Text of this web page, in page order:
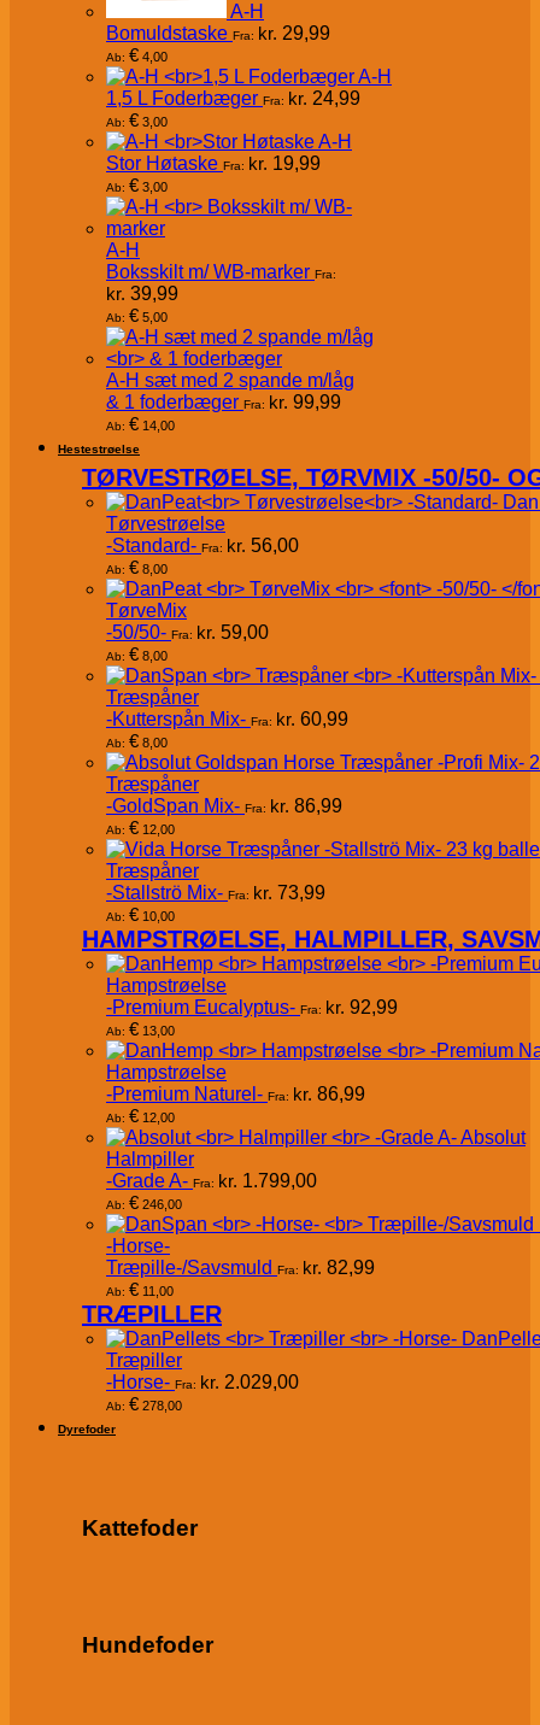
A-H
Bomuldstaske Fra: kr. 29,99
Ab: € 4,00
A-H
1,5 L Foderbæger Fra: kr. 24,99
Ab: € 3,00
A-H
Stor Høtaske Fra: kr. 19,99
Ab: € 3,00
A-H
Boksskilt m/ WB-marker Fra:
kr. 39,99
Ab: € 5,00
A-H sæt med 2 spande m/låg
& 1 foderbæger Fra: kr. 99,99
Ab: € 14,00
Hestestrøelse
TØRVESTRØELSE, TØRVMIX -50/50-
Tørvestrøelse
-Standard- Fra: kr. 56,00
Ab: € 8,00
TørveMix
-50/50- Fra: kr. 59,00
Ab: € 8,00
Træspåner
-Kutterspån Mix- Fra: kr. 60,99
Ab: € 8,00
Træspåner
-GoldSpan Mix- Fra: kr. 86,99
Ab: € 12,00
Træspåner
-Stallströ Mix- Fra: kr. 73,99
Ab: € 10,00
HAMPSTRØELSE, HALMPILLER,
Hampstrøelse
-Premium Eucalyptus- Fra: kr. 92,99
Ab: € 13,00
Hampstrøelse
-Premium Naturel- Fra: kr. 86,99
Ab: € 12,00
Absolut
Halmpiller
-Grade A- Fra: kr. 1.799,00
Ab: € 246,00
-Horse-
Træpille-/Savsmuld Fra: kr. 82,99
Ab: € 11,00
TRÆPILLER
Træpiller
-Horse- Fra: kr. 2.029,00
Ab: € 278,00
Dyrefoder
Kattefoder
Hundefoder